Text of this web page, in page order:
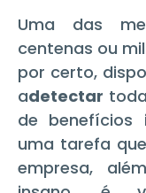
Uma das
centenas ou
por certo,
adetectar
de benefícios
uma tarefa que
empresa,